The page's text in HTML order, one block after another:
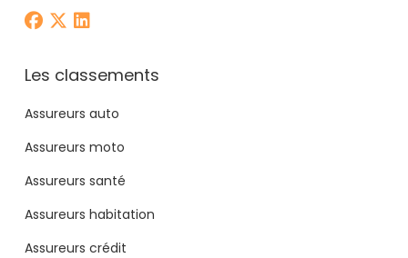
Les classements
Assureurs auto
Assureurs moto
Assureurs santé
Assureurs habitation
Assureurs crédit